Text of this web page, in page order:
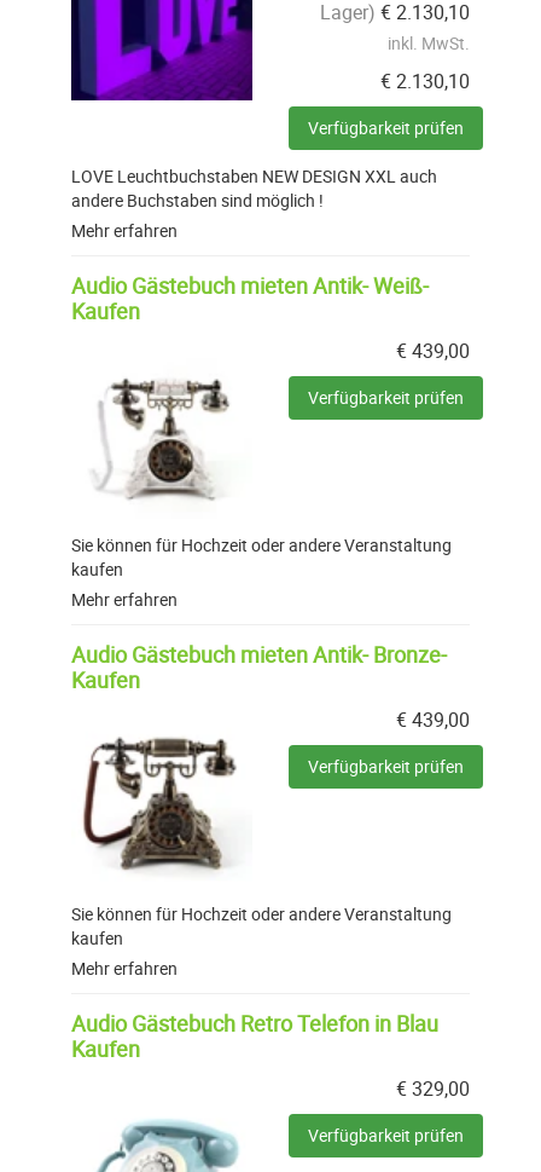
Lager) €2.130,10
inkl. MwSt.
€2.130,10
Verfügbarkeit prüfen
LOVE Leuchtbuchstaben NEW DESIGN XXL auch
andere Buchstaben sind möglich !
Mehr erfahren
Audio Gästebuch mieten Antik- Weiß-
Kaufen
€439,00
Verfügbarkeit prüfen
Sie können für Hochzeit oder andere Veranstaltung
kaufen
Mehr erfahren
Audio Gästebuch mieten Antik- Bronze-
Kaufen
€439,00
Verfügbarkeit prüfen
Sie können für Hochzeit oder andere Veranstaltung
kaufen
Mehr erfahren
Audio Gästebuch Retro Telefon in Blau
Kaufen
€329,00
Verfügbarkeit prüfen